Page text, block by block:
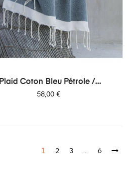
Plaid Coton Bleu Pétrole /...
Prix
58,00 €
1 2 3 … 6